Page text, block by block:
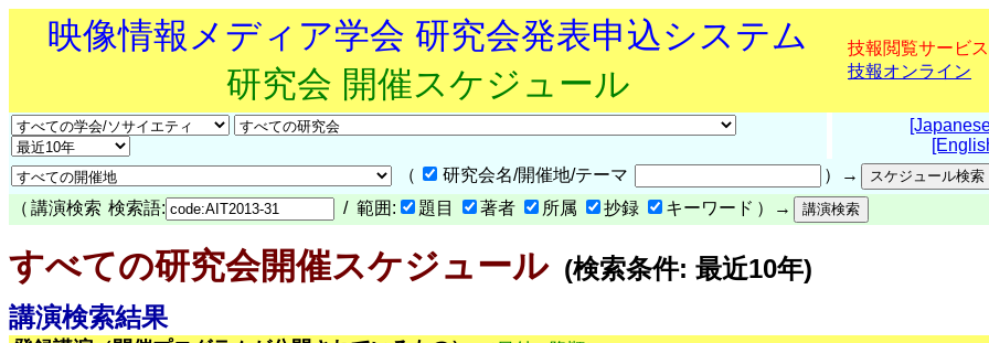
映像情報メディア学会 研究会発表申込システム
研究会 開催スケジュール
技報閲覧サービス
技報オンライン
（
研究会名/開催地/テーマ
）→
（ 講演検索 検索語: / 範囲: 題目 著者 所属 抄録 キーワード ）→
すべての研究会開催スケジュール(検索条件: 最近10年)
講演検索結果